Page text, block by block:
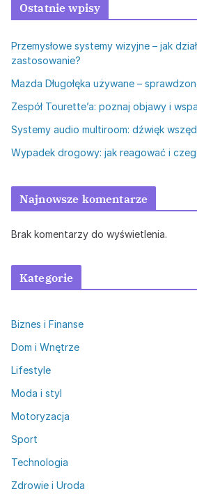
Ostatnie wpisy
Przemysłowe systemy wizyjne – jak
zastosowanie?
Mazda Długołęka używane –
Zespół Tourette’a: poznaj objawy i
Systemy audio multiroom: dźwięk
Wypadek drogowy: jak reagować i
Najnowsze komentarze
Brak komentarzy do wyświetlenia.
Kategorie
Biznes i Finanse
Dom i Wnętrze
Lifestyle
Moda i styl
Motoryzacja
Sport
Technologia
Zdrowie i Uroda